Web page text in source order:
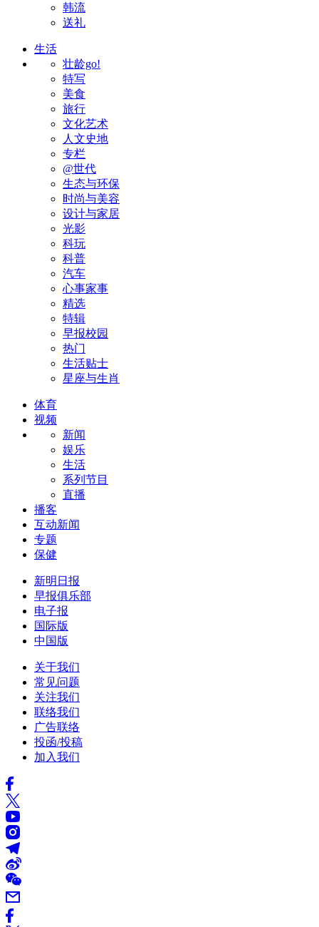
韩流
送礼
生活
壮龄go!
特写
美食
旅行
文化艺术
人文史地
专栏
@世代
生态与环保
时尚与美容
设计与家居
光影
科玩
科普
汽车
心事家事
精选
特辑
早报校园
热门
生活贴士
星座与生肖
体育
视频
新闻
娱乐
生活
系列节目
直播
播客
互动新闻
专题
保健
新明日报
早报俱乐部
电子报
国际版
中国版
关于我们
常见问题
关注我们
联络我们
广告联络
投函/投稿
加入我们